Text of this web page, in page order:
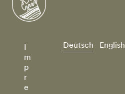
I
m
p
r
e
Deutsch English